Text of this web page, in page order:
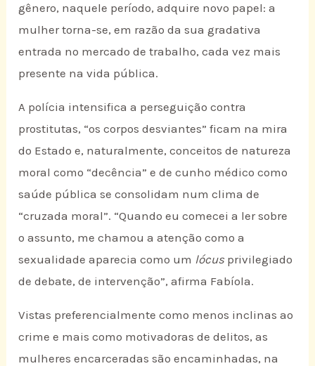
gênero, naquele período, adquire novo papel: a
mulher torna-se, em razão da sua gradativa
entrada no mercado de trabalho, cada vez mais
presente na vida pública.
A polícia intensifica a perseguição contra
prostitutas, “os corpos desviantes” ficam na mira
do Estado e, naturalmente, conceitos de natureza
moral como “decência” e de cunho médico como
saúde pública se consolidam num clima de
“cruzada moral”. “Quando eu comecei a ler sobre
o assunto, me chamou a atenção como a
sexualidade aparecia como um lócus privilegiado
de debate, de intervenção”, afirma Fabíola.
Vistas preferencialmente como menos inclinas ao
crime e mais como motivadoras de delitos, as
mulheres encarceradas são encaminhadas, na